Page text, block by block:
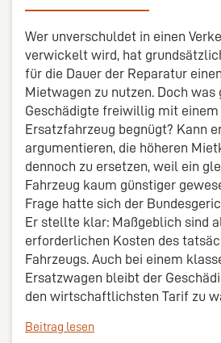
Wer unverschuldet in einen
verwickelt wird, hat
für die Dauer der Reparatur
Mietwagen zu nutzen. Doch
Geschädigte freiwillig mit
Ersatzfahrzeug begnügt? Kann
argumentieren, die höheren
dennoch zu ersetzen, weil ein
Fahrzeug kaum günstiger
Frage hatte sich der
Er stellte klar: Maßgeblich sind
erforderlichen Kosten des
Fahrzeugs. Auch bei einem
Ersatzwagen bleibt der
den wirtschaftlichsten Tarif zu
Beitrag lesen